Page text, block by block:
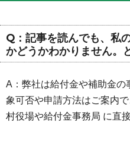
Q：記事を読んでも、私
かどうかわかりません。
A：弊社は給付金や補助金
象可否や申請方法はご案内
村役場や給付金事務局 に直